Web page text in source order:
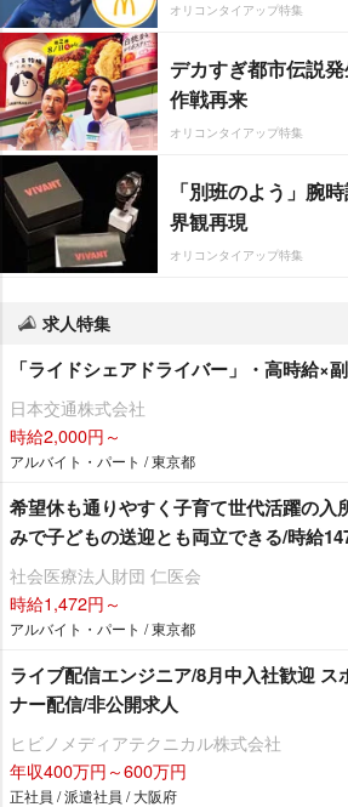
オリコンタイアップ特集
デカすぎ都市伝説
作戦再来
オリコンタイアップ特集
「別班のよう」腕
界観再現
オリコンタイアップ特集
求人特集
「ライドシェアドライバー」・高時給×
日本交通株式会社
時給2,000円～
アルバイト・パート / 東京都
希望休も通りやすく子育て世代活躍の入
みで子どもの送迎とも両立できる/時給
社会医療法人財団 仁医会
時給1,472円～
アルバイト・パート / 東京都
ライブ配信エンジニア/8月中入社歓迎 ス
ナー配信/非公開求人
ヒビノメディアテクニカル株式会社
年収400万円～600万円
正社員 / 派遣社員 / 大阪府